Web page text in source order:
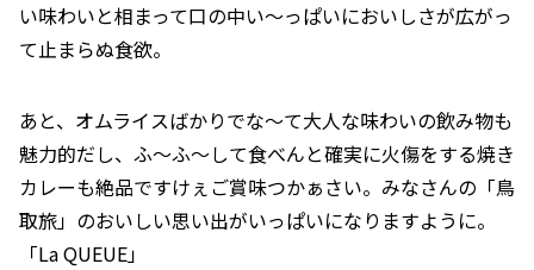
い味わいと相まって口の中い～っぱいにおいしさが広がっ
て止まらぬ食欲。
あと、オムライスばかりでな～て大人な味わいの飲み物も
魅力的だし、ふ～ふ～して食べんと確実に火傷をする焼き
カレーも絶品ですけぇご賞味つかぁさい。みなさんの「鳥
取旅」のおいしい思い出がいっぱいになりますように。
「La QUEUE」